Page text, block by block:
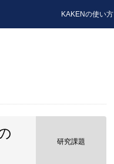
KAKENの使い方
研究課題